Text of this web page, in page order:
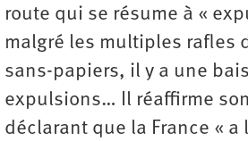
route qui se résume à «
malgré les multiples rafles
sans-papiers, il y a une
expulsions… Il réaffirme
déclarant que la France «